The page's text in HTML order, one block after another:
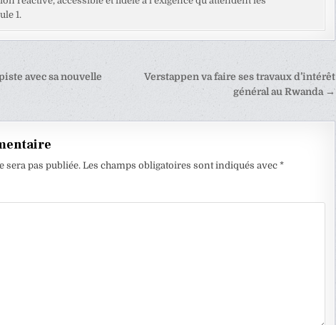
1.
Verstappen va faire ses travaux d’intérêt
général au Rwanda →
avec sa nouvelle
sera pas publiée. Les champs obligatoires sont indiqués avec *